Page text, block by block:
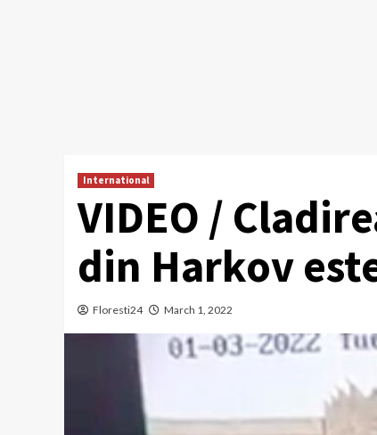
International
VIDEO /
din Harkov
Floresti24 March 1, 2022